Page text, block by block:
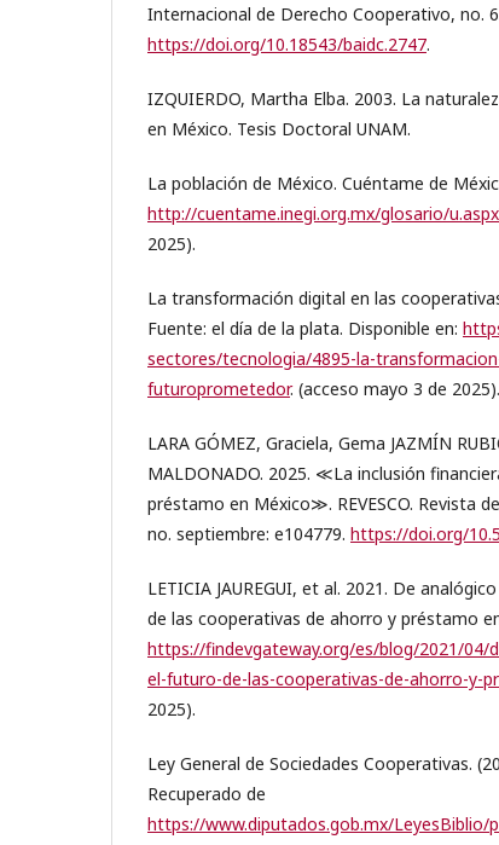
Internacional de Derecho Cooperativo, no.
https://doi.org/10.18543/baidc.2747.
IZQUIERDO, Martha Elba. 2003. La
en México. Tesis Doctoral UNAM.
La población de México. Cuéntame de
http://cuentame.inegi.org.mx/glosario/
2025).
La transformación digital en las
Fuente: el día de la plata. Disponible en:
sectores/tecnologia/4895-la-
futuroprometedor. (acceso mayo 3 de 2025).
LARA GÓMEZ, Graciela, Gema JAZMÍN
MALDONADO. 2025. ≪La inclusión
préstamo en México≫. REVESCO. Revista
no. septiembre: e104779. https://doi.org/
LETICIA JAUREGUI, et al. 2021. De
de las cooperativas de ahorro y préstamo
https://findevgateway.org/es/blog/2021/04/
el-futuro-de-las-cooperativas-de-ahorro-y-
2025).
Ley General de Sociedades Cooperativas.
Recuperado de
https://www.diputados.gob.mx/LeyesBiblio/